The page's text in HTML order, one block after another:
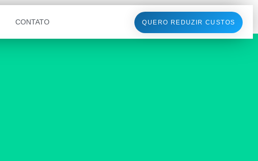
CONTATO QUERO REDUZIR CUSTOS